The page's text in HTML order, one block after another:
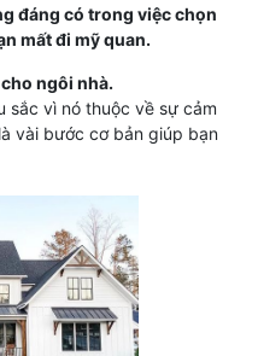
đáng có trong việc chọn
mất đi mỹ quan.
ngôi nhà.
sắc vì nó thuộc về sự cảm
vài bước cơ bản giúp bạn